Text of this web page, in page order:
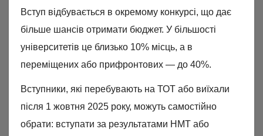
Вступ відбувається в окремому конкурсі, що дає
більше шансів отримати бюджет. У більшості
університетів це близько 10% місць, а в
переміщених або прифронтових — до 40%.
Вступники, які перебувають на ТОТ або виїхали
після 1 жовтня 2025 року, можуть самостійно
обрати: вступати за результатами НМТ або